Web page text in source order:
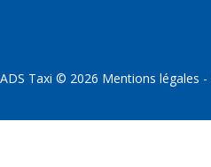
ADS Taxi © 2026 Mentions légales -